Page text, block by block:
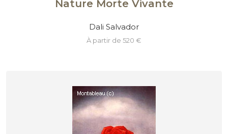
Nature Morte Vivante
Dali Salvador
à partir de 520 €